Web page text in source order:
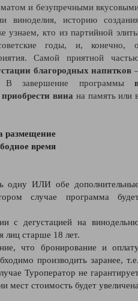
и безупречными
виноделия, историю
узнаем, кто из партийной
годы, и, конечно,
Самой приятной
благородных напитков
В завершение программы
вина на память или
размещение
время
одну ИЛИ обе
случае программа
с дегустацией на
лиц старше 18 лет.
что бронирование и
производить заранее,
Туроператор не
мест стоимость будет